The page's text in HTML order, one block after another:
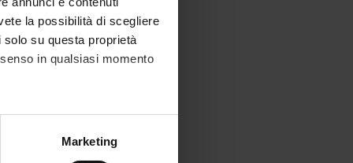
la possibilità di scegliere
su questa proprietà
in qualsiasi momento
metro,Marketing